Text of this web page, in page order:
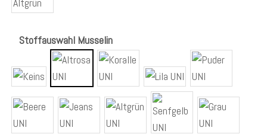
Stoffauswahl Musselin